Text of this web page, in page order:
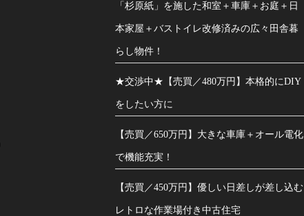
「杉原紙」を施した和室＋車庫＋お庭＋日
本家屋＋バストイレ改修済みの広々田舎暮
らし物件！
★交渉中★【売買／480万円】本格的にDIY
をしたい方に
【売買／650万円】大きな車庫＋オール電化
で機能充実！
【売買／450万円】優しい日差しが差し込む
レトロな作業場付き中古住宅